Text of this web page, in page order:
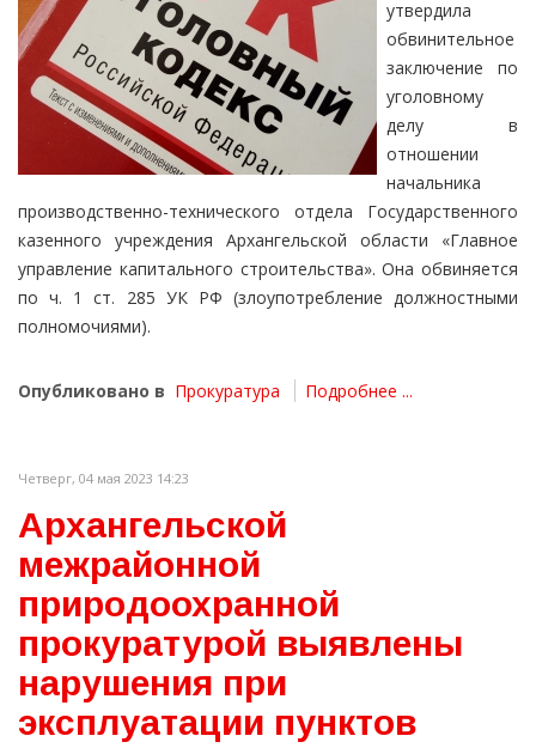
утвердила
обвинительное
заключение по
уголовному
делу в
отношении
начальника
производственно-технического отдела Государственного
казенного учреждения Архангельской области «Главное
управление капитального строительства». Она обвиняется
по ч. 1 ст. 285 УК РФ (злоупотребление должностными
полномочиями).
Опубликовано в Прокуратура Подробнее ...
Четверг, 04 мая 2023 14:23
Архангельской
межрайонной
природоохранной
прокуратурой выявлены
нарушения при
эксплуатации пунктов